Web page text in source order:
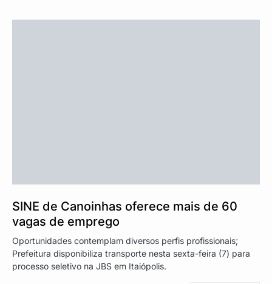
SINE de Canoinhas oferece mais de 60
vagas de emprego
Oportunidades contemplam diversos perfis profissionais;
Prefeitura disponibiliza transporte nesta sexta-feira (7) para
processo seletivo na JBS em Itaiópolis.